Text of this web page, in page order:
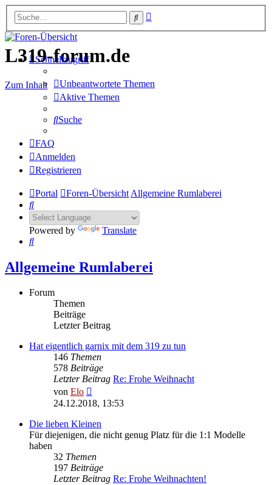
Suche
L319-forum.de
Zum Inhalt
Schnellzugriff
Unbeantwortete Themen
Aktive Themen
Suche
FAQ
Anmelden
Registrieren
Portal Foren-Übersicht Allgemeine Rumlaberei
Suche
Powered by
Translate
Suche
Allgemeine Rumlaberei
Forum
Themen
Beiträge
Letzter Beitrag
Hat eigentlich garnix mit dem 319 zu tun
146 Themen
578 Beiträge
Letzter Beitrag Re: Frohe Weihnacht
von Elo
Beitrag
24.12.2018, 13:53
Die lieben Kleinen
Für diejenigen, die nicht genug Platz für die 1:1 Modelle
haben
32 Themen
197 Beiträge
Letzter Beitrag Re: Frohe Weihnachten!